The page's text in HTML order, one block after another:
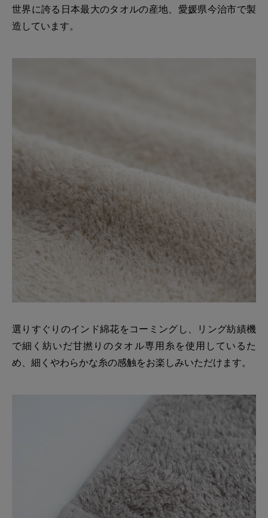
世界に誇る日本最大のタオルの産地、愛媛県今治市で製
造しています。
選りすぐりのインド綿花をコーミングし、リング紡績機
で細く紡いだ甘撚りのタオル専用糸を使用しているた
め、細くやわらかな糸の感触をお楽しみいただけます。